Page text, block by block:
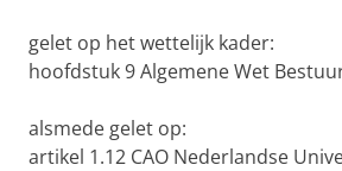
gelet op het wettelijk kader:
hoofdstuk 9 Algemene Wet
alsmede gelet op:
artikel 1.12 CAO Nederlandse